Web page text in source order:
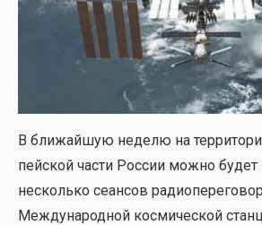
В бли­жай­шую неде­лю на
пей­ской части Рос­сии мож­но будет
несколь­ко сеан­сов
Меж­ду­на­род­ной кос­ми­че­ской